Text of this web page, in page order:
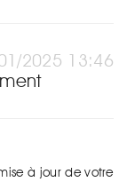
2025 13:46
à jour de votre